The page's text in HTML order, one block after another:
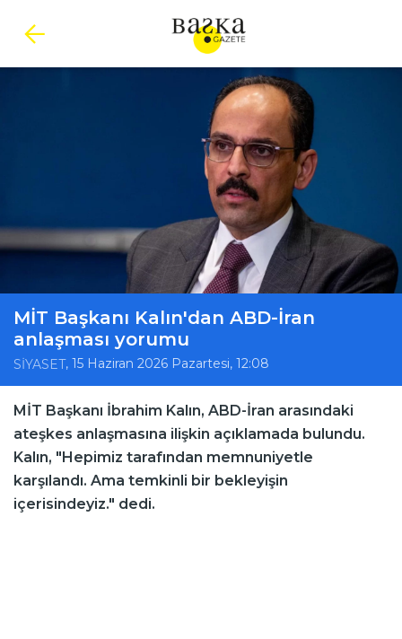
MİT Başkanı Kalın'dan ABD-İran
anlaşması yorumu
SİYASET, 15 Haziran 2026 Pazartesi, 12:08
MİT Başkanı İbrahim Kalın, ABD-İran arasındaki
ateşkes anlaşmasına ilişkin açıklamada bulundu.
Kalın, "Hepimiz tarafından memnuniyetle
karşılandı. Ama temkinli bir bekleyişin
içerisindeyiz." dedi.